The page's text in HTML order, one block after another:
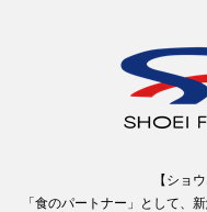
【ショ
「食のパートナー」として、